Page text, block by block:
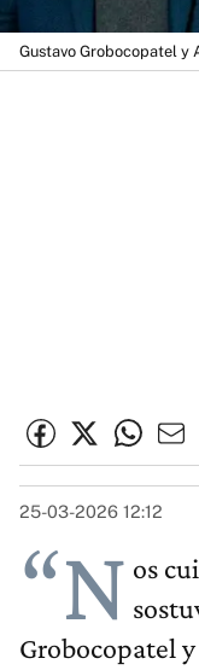
Gustavo Grobocopatel y
25-03-2026 12:12
“N os
Grobocopatel